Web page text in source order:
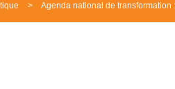
Agenda national de transformation